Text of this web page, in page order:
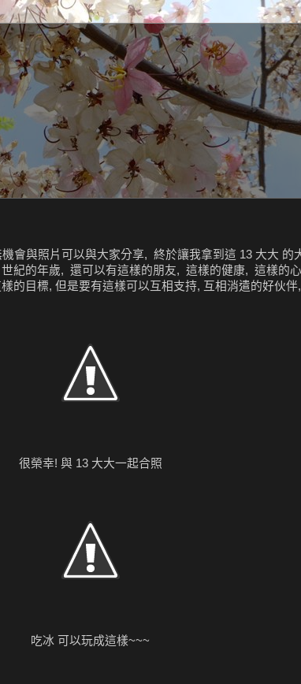
會與照片可以與大家分享, 終於讓我拿到這 13 大大 的
紀的年歲, 還可以有這樣的朋友, 這樣的健康, 這樣的
的目標, 但是要有這樣可以互相支持, 互相消遣的好伙伴
很榮幸! 與 13 大大一起合照
吃冰 可以玩成這樣~~~